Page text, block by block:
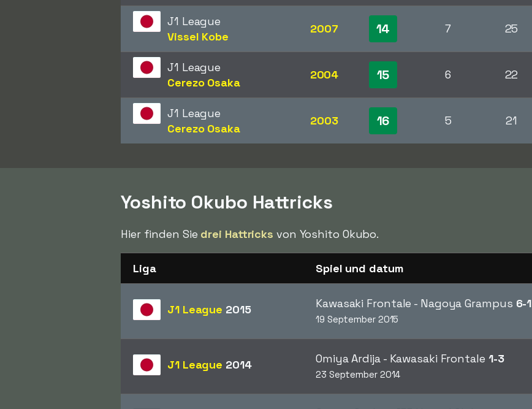
J1 League
Vissel Kobe
2007 14 7 25
J1 League
Cerezo Osaka
2004 15 6 22
J1 League
Cerezo Osaka
2003 16 5 21
Yoshito Okubo Hattricks
Hier finden Sie drei Hattricks von Yoshito Okubo.
Liga Spiel und datum
J1 League 2015 Kawasaki Frontale - Nagoya Grampus 6-1
19 September 2015
J1 League 2014 Omiya Ardija - Kawasaki Frontale 1-3
23 September 2014